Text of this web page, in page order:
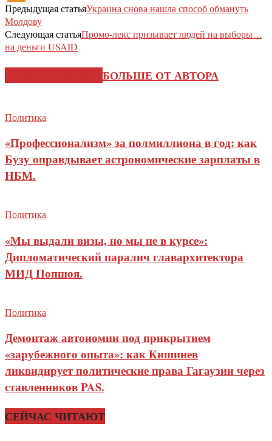
Предыдущая статьяУкраина снова нашла способ обмануть
Молдову
Следующая статьяПромо-лекс призывает людей на выборы…
на деньги USAID
БОЛЬШЕ ОТ АВТОРА
Политика
«Профессионализм» за полмиллиона в год: как
Бузу оправдывает астрономические зарплаты в
НБМ.
Политика
«Мы выдали визы, но мы не в курсе»:
Дипломатический паралич главархитектора
МИД Попшоя.
Политика
Демонтаж автономии под прикрытием
«зарубежного опыта»: как Кишинев
ликвидирует политические права Гагаузии через
ставленников PAS.
СЕЙЧАС ЧИТАЮТ